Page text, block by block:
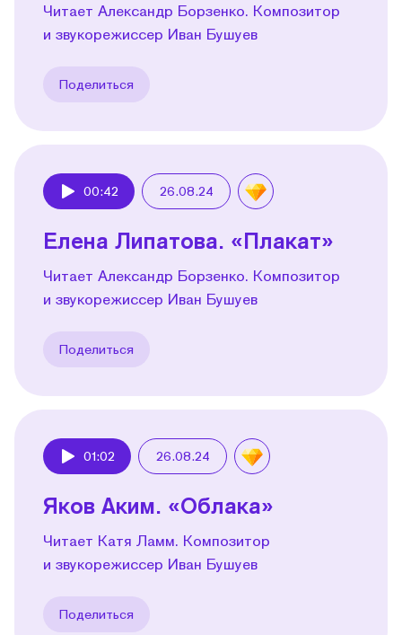
Читает Александр Борзенко. Композитор
и звукорежиссер Иван Бушуев
Поделиться
00:42 26.08.24
Елена Липатова. «Плакат»
Читает Александр Борзенко. Композитор
и звукорежиссер Иван Бушуев
Поделиться
01:02 26.08.24
Яков Аким. «Облака»
Читает Катя Ламм. Композитор
и звукорежиссер Иван Бушуев
Поделиться